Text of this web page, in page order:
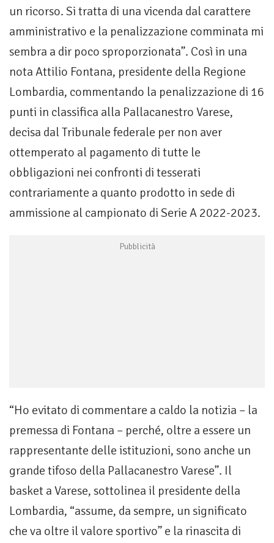
un ricorso. Si tratta di una vicenda dal carattere
amministrativo e la penalizzazione comminata mi
sembra a dir poco sproporzionata”. Così in una
nota Attilio Fontana, presidente della Regione
Lombardia, commentando la penalizzazione di 16
punti in classifica alla Pallacanestro Varese,
decisa dal Tribunale federale per non aver
ottemperato al pagamento di tutte le
obbligazioni nei confronti di tesserati
contrariamente a quanto prodotto in sede di
ammissione al campionato di Serie A 2022-2023.
“Ho evitato di commentare a caldo la notizia – la
premessa di Fontana – perché, oltre a essere un
rappresentante delle istituzioni, sono anche un
grande tifoso della Pallacanestro Varese”. Il
basket a Varese, sottolinea il presidente della
Lombardia, “assume, da sempre, un significato
che va oltre il valore sportivo” e la rinascita di